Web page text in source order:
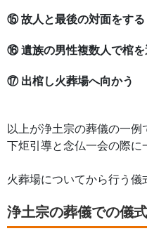
⑮ 故人と最後の対面をする
⑯ 遺族の男性複数人で棺
⑰ 出棺し火葬場へ向かう
以上が浄土宗の葬儀の一例
下炬引導と念仏一会の際に
火葬場についてから行う儀
浄土宗の葬儀での儀式